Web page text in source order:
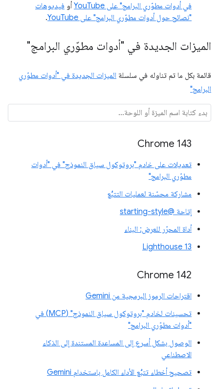
في أدوات مطوّري البرامج" على YouTube
أو فيديوهات
"نصائح حول أدوات مطوّري البرامج" على YouTube
.
الميزات الجديدة في "أدوات مطوّري البرامج"
قائمة بكل ما تم تناوله في سلسلة الميزات الجديدة في "أدوات مطوّري
البرامج"
Chrome 143
تعديلات على خادم "بروتوكول سياق النموذج" في "أدوات
مطوّري البرامج"
مشاركة محسّنة لعمليات التتبُّع
إتاحة @starting-style
أداة المحرّر للعرض: البناء
Lighthouse 13
Chrome 142
اقتراحات الرموز البرمجية من Gemini
تحسينات لخادم "بروتوكول سياق النموذج" (MCP) في
"أدوات مطوّري البرامج"
الوصول بشكل أسرع إلى المساعدة المستندة إلى الذكاء
الاصطناعي
تصحيح أخطاء تتبُّع الأداء الكامل باستخدام Gemini